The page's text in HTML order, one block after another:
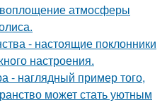
воплощение атмосферы
- настоящие поклонники
настроения.
- наглядный пример того,
может стать уютным